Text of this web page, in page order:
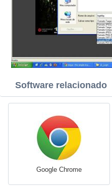
Software relacionado
Google Chrome